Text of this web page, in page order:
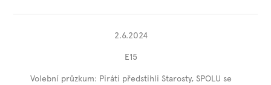
2.6.2024
E15
Volební průzkum: Piráti předstihli Starosty, SPOLU se